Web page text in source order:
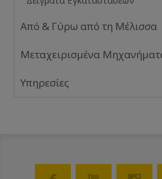
Από & Γύρω από τη Μέλισσα
Μεταχειρισμένα
Υπηρεσίες